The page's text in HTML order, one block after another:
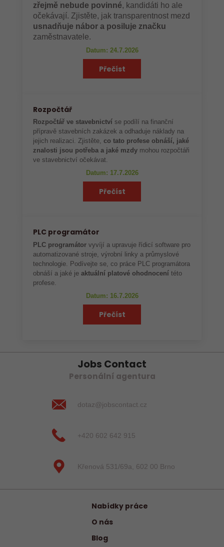
zřejmě nebude povinné, kandidáti ho ale
očekávají. Zjistěte, jak transparentnost mezd
usnadňuje nábor a posiluje značku
zaměstnavatele.
Datum: 24.7.2026
Přečíst
Rozpočtář
Rozpočtář ve stavebnictví se podílí na finanční
přípravě stavebních zakázek a odhaduje náklady na
jejich realizaci. Zjistěte,co tato profese obnáší, jaké
znalosti jsou potřeba a jaké mzdy mohou rozpočtáři
ve stavebnictví očekávat.
Datum: 17.7.2026
Přečíst
PLC programátor
PLC programátor vyvíjí a upravuje řídicí software pro
automatizované stroje, výrobní linky a průmyslové
technologie. Podívejte se, co práce PLC programátora
obnáší a jaké je aktuální platové ohodnocení této
profese.
Datum: 16.7.2026
Přečíst
Jobs Contact
Personální agentura
dotaz@jobscontact.cz
+420 602 642 915
Křenová 531/69a, 602 00 Brno
Nabídky práce
O nás
Blog